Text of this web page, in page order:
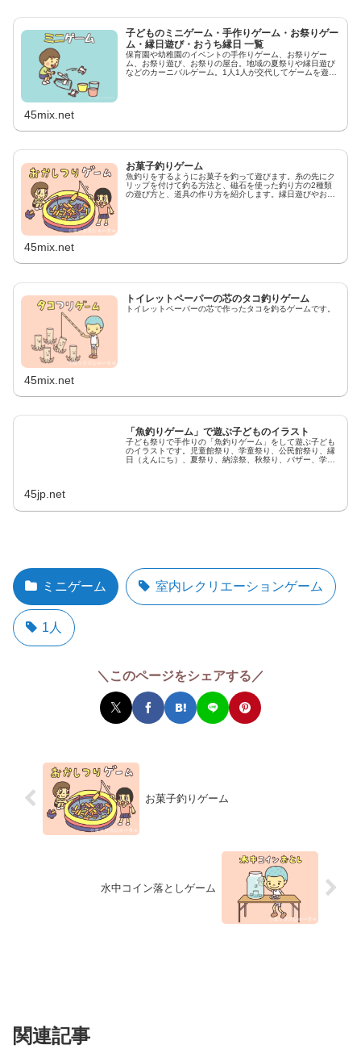
子どものミニゲーム・手作りゲーム・お祭りゲー
ム・縁日遊び・おうち縁日 一覧
保育園や幼稚園のイベントの手作りゲーム、お祭りゲー
ム、お祭り遊び、お祭りの屋台。地域の夏祭りや縁日遊び
などのカーニバルゲーム。1人1人が交代してゲームを遊ぶ
45mix.net
お菓子釣りゲーム
魚釣りをするようにお菓子を釣って遊びます。糸の先にク
リップを付けて釣る方法と、磁石を使った釣り方の2種類
の遊び方と、道具の作り方を紹介します。縁日遊びやお祭
45mix.net
トイレットペーパーの芯のタコ釣りゲーム
トイレットペーパーの芯で作ったタコを釣るゲームです。
45mix.net
「魚釣りゲーム」で遊ぶ子どものイラスト
子ども祭りで手作りの「魚釣りゲーム」をして遊ぶ子ども
のイラストです。児童館祭り、学童祭り、公民館祭り、縁
日（えんにち）、夏祭り、納涼祭、秋祭り、バザー、学園
45jp.net
ミニゲーム 室内レクリエーションゲーム
1人
＼このページをシェアする／
お菓子釣りゲーム
水中コイン落としゲーム
関連記事